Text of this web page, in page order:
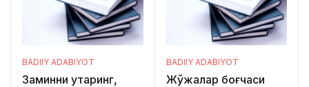
BADIIY ADABIYOT
Заминни қутқаринг,
BADIIY ADABIYOT
Жўжалар боғчаси